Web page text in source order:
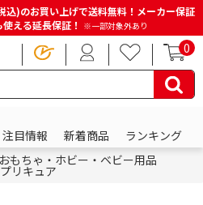
)のお買い上げで送料無料！メーカー保証
える延長保証！ ※一部対象外あり
0
注目情報 新着商品
ランキング
おもちゃ・ホビー・ベビー用品
プリキュア